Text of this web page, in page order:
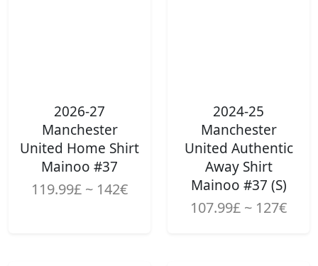
2026-27
Manchester
United Home Shirt
Mainoo #37
119.99£ ~ 142€
2024-25
Manchester
United Authentic
Away Shirt
Mainoo #37 (S)
107.99£ ~ 127€